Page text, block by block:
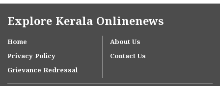
യോഗത്തിനിടെ കുഴഞ്ഞു വീണ് മരിച്ചത്. ഓർക്കാട്
Explore Kerala Onlinenews
Home
About Us
Privacy Policy
Contact Us
Grievance Redressal